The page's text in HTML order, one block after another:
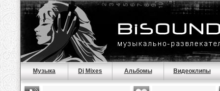
Музыка Dj Mixes Альбомы Видеоклипы